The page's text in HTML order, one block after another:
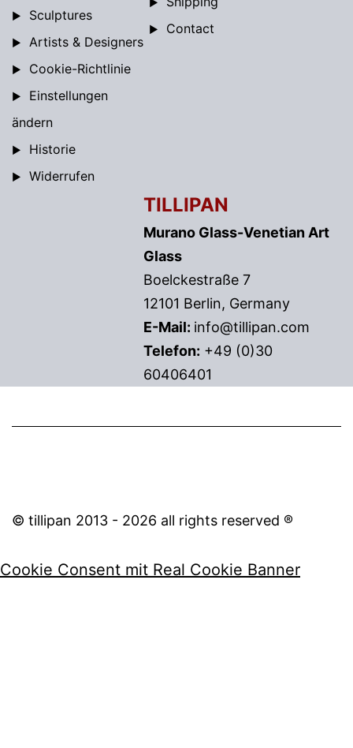
Sculptures
Artists & Designers
Contact
Cookie-Richtlinie
Einstellungen
ändern
Historie
Widerrufen
TILLIPAN
Murano Glass-Venetian Art
Glass
Boelckestraße 7
12101 Berlin, Germany
E-Mail: info@tillipan.com
Telefon: +49 (0)30
60406401
© tillipan 2013 - 2026 all rights reserved ®
Cookie Consent mit Real Cookie Banner